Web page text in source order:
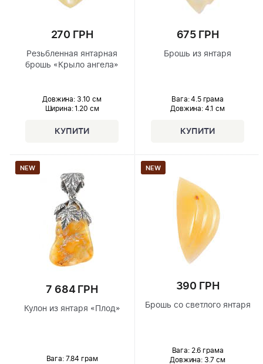
270 ГРН
Резьбленная янтарная
брошь «Крыло ангела»
Довжина: 3.10 см
Ширина: 1.20 см
675 ГРН
Брошь из янтаря
Вага: 4.5 грама
Довжина:4.1 см
NEW
7 684 ГРН
Кулон из янтаря «Плод»
Вага: 7.84 грам
NEW
390 ГРН
Брошь со светлого янтаря
Вага: 2.6 грама
Довжина:3.7 см